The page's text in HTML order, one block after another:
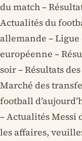
du match –
Actualités du
allemande – Ligue
européenne –
soir – Résultats
Marché des
football
– Actualités Messi
les affaires,